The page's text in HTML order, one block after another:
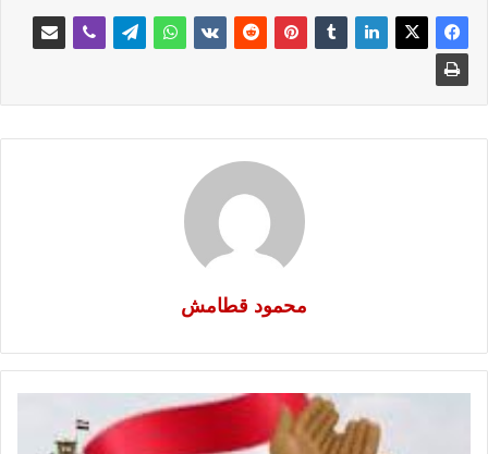
محمود قطامش